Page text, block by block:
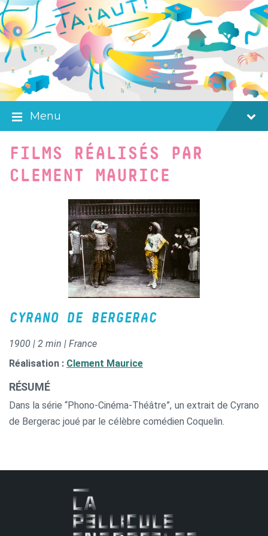
Skip
to
content
Skip
to
main
navigation
Skip
to
footer
Menu
FILMS RÉALISÉS PAR
CLEMENT MAURICE
CYRANO DE BERGERAC
1900 | 2 min | France
Réalisation : Clement Maurice
RÉSUMÉ
Dans la série “Phono-Cinéma-Théâtre”, un extrait de Cyrano
de Bergerac joué par le célèbre comédien Coquelin.